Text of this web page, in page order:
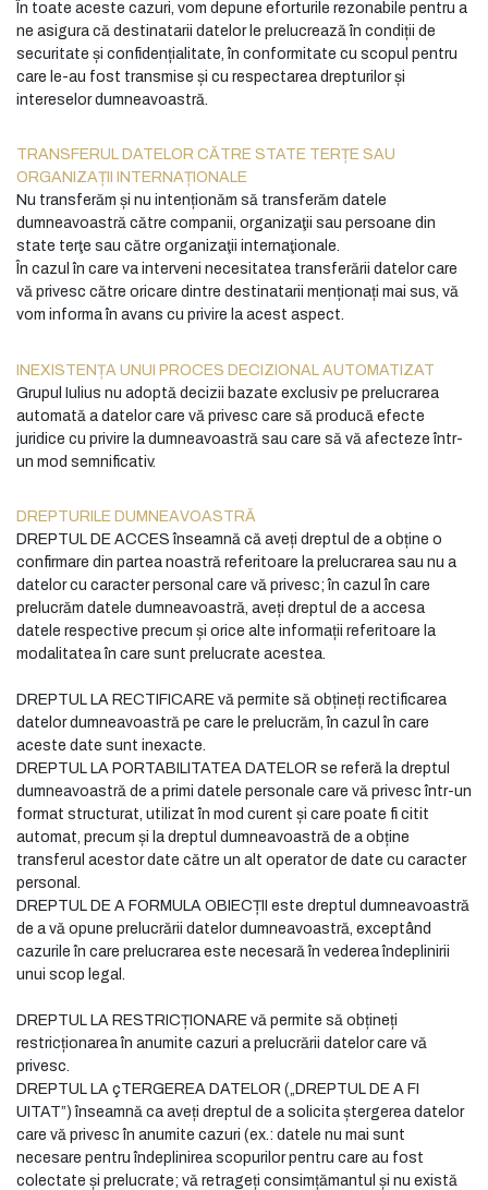
În toate aceste cazuri, vom depune eforturile rezonabile pentru a
ne asigura că destinatarii datelor le prelucrează în condiții de
securitate și confidențialitate, în conformitate cu scopul pentru
care le-au fost transmise și cu respectarea drepturilor și
intereselor dumneavoastră.
TRANSFERUL DATELOR CĂTRE STATE TERȚE SAU
ORGANIZAȚII INTERNAȚIONALE
Nu transferăm și nu intenționăm să transferăm datele
dumneavoastră către companii, organizaţii sau persoane din
state terţe sau către organizaţii internaţionale.
În cazul în care va interveni necesitatea transferării datelor care
vă privesc către oricare dintre destinatarii menționați mai sus, vă
vom informa în avans cu privire la acest aspect.
INEXISTENȚA UNUI PROCES DECIZIONAL AUTOMATIZAT
Grupul Iulius nu adoptă decizii bazate exclusiv pe prelucrarea
automată a datelor care vă privesc care să producă efecte
juridice cu privire la dumneavoastră sau care să vă afecteze într-
un mod semnificativ.
DREPTURILE DUMNEAVOASTRĂ
DREPTUL DE ACCES înseamnă că aveți dreptul de a obține o
confirmare din partea noastră referitoare la prelucrarea sau nu a
datelor cu caracter personal care vă privesc; în cazul în care
prelucrăm datele dumneavoastră, aveți dreptul de a accesa
datele respective precum și orice alte informații referitoare la
modalitatea în care sunt prelucrate acestea.
DREPTUL LA RECTIFICARE vă permite să obțineți rectificarea
datelor dumneavoastră pe care le prelucrăm, în cazul în care
aceste date sunt inexacte.
DREPTUL LA PORTABILITATEA DATELOR se referă la dreptul
dumneavoastră de a primi datele personale care vă privesc într-un
format structurat, utilizat în mod curent și care poate fi citit
automat, precum și la dreptul dumneavoastră de a obține
transferul acestor date către un alt operator de date cu caracter
personal.
DREPTUL DE A FORMULA OBIECȚII este dreptul dumneavoastră
de a vă opune prelucrării datelor dumneavoastră, exceptând
cazurile în care prelucrarea este necesară în vederea îndeplinirii
unui scop legal.
DREPTUL LA RESTRICȚIONARE vă permite să obțineți
restricționarea în anumite cazuri a prelucrării datelor care vă
privesc.
DREPTUL LA çTERGEREA DATELOR („DREPTUL DE A FI
UITAT”) înseamnă ca aveți dreptul de a solicita ștergerea datelor
care vă privesc în anumite cazuri (ex.: datele nu mai sunt
necesare pentru îndeplinirea scopurilor pentru care au fost
colectate și prelucrate; vă retrageți consimțămantul și nu există